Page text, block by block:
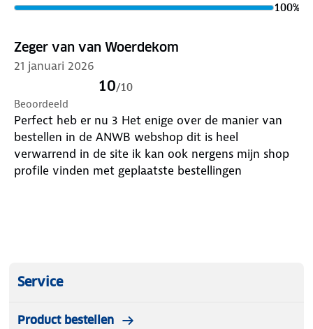
100%
Zeger van van Woerdekom
21 januari 2026
10/10
Beoordeeld
Perfect heb er nu 3 Het enige over de manier van
bestellen in de ANWB webshop dit is heel
verwarrend in de site ik kan ook nergens mijn shop
profile vinden met geplaatste bestellingen
Service
Product bestellen